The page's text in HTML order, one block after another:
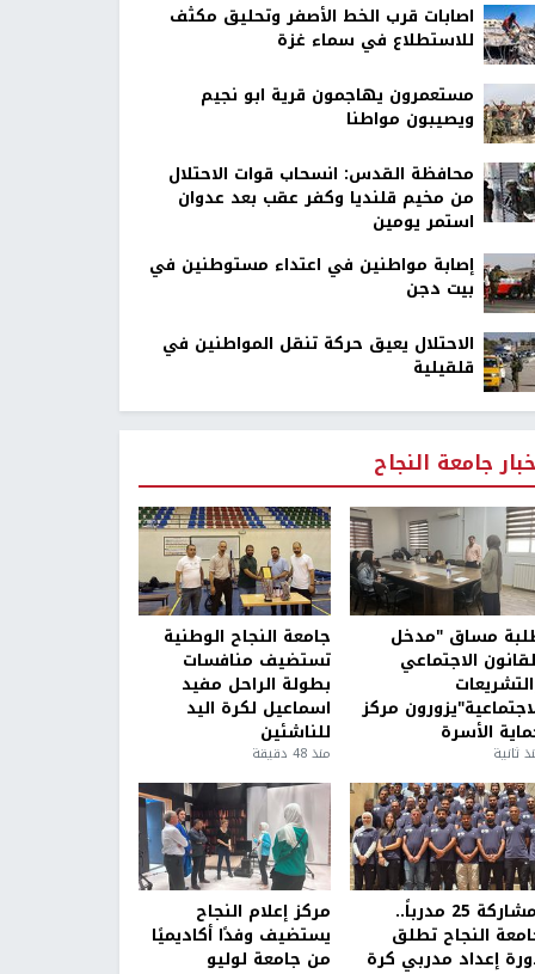
اصابات قرب الخط الأصفر وتحليق مكثف
للاستطلاع في سماء غزة
مستعمرون يهاجمون قرية ابو نجيم
ويصيبون مواطنا
محافظة القدس: انسحاب قوات الاحتلال
من مخيم قلنديا وكفر عقب بعد عدوان
استمر يومين
إصابة مواطنين في اعتداء مستوطنين في
بيت دجن
الاحتلال يعيق حركة تنقل المواطنين في
قلقيلية
جامعة النجاح
مساق "مدخل
الاجتماعي
مركز
الأسرة
ثانية
جامعة النجاح الوطنية
تستضيف منافسات
بطولة الراحل مفيد
اسماعيل لكرة اليد
للناشئين
منذ 48 دقيقة
بمشاركة 25 مدرباً..
النجاح تطلق
إعداد مدربي كرة
مركز إعلام النجاح
يستضيف وفدًا أكاديميًا
من جامعة لوليو